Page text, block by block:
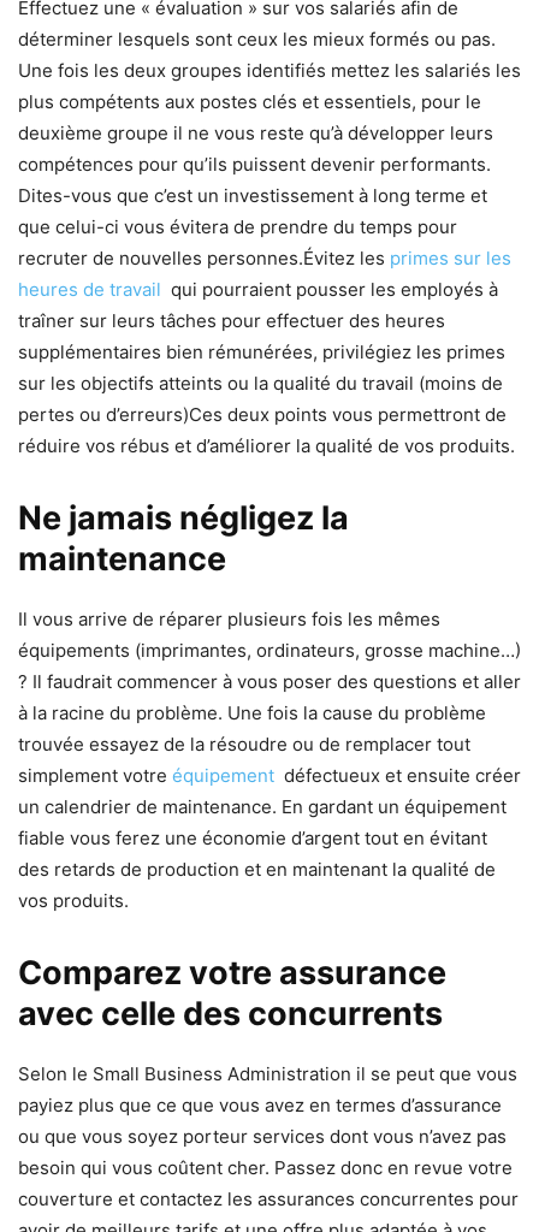
Effectuez une « évaluation » sur vos salariés afin de
déterminer lesquels sont ceux les mieux formés ou pas.
Une fois les deux groupes identifiés mettez les salariés les
plus compétents aux postes clés et essentiels, pour le
deuxième groupe il ne vous reste qu’à développer leurs
compétences pour qu’ils puissent devenir performants.
Dites-vous que c’est un investissement à long terme et
que celui-ci vous évitera de prendre du temps pour
recruter de nouvelles personnes.Évitez les primes sur les
heures de travail qui pourraient pousser les employés à
traîner sur leurs tâches pour effectuer des heures
supplémentaires bien rémunérées, privilégiez les primes
sur les objectifs atteints ou la qualité du travail (moins de
pertes ou d’erreurs)Ces deux points vous permettront de
réduire vos rébus et d’améliorer la qualité de vos produits.
Ne jamais négligez la
maintenance
Il vous arrive de réparer plusieurs fois les mêmes
équipements (imprimantes, ordinateurs, grosse machine…)
? Il faudrait commencer à vous poser des questions et aller
à la racine du problème. Une fois la cause du problème
trouvée essayez de la résoudre ou de remplacer tout
simplement votre équipement défectueux et ensuite créer
un calendrier de maintenance. En gardant un équipement
fiable vous ferez une économie d’argent tout en évitant
des retards de production et en maintenant la qualité de
vos produits.
Comparez votre assurance
avec celle des concurrents
Selon le Small Business Administration il se peut que vous
payiez plus que ce que vous avez en termes d’assurance
ou que vous soyez porteur services dont vous n’avez pas
besoin qui vous coûtent cher. Passez donc en revue votre
couverture et contactez les assurances concurrentes pour